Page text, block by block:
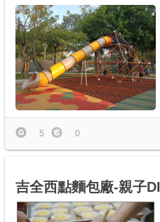
5 0
吉全西點麵包廠-親子